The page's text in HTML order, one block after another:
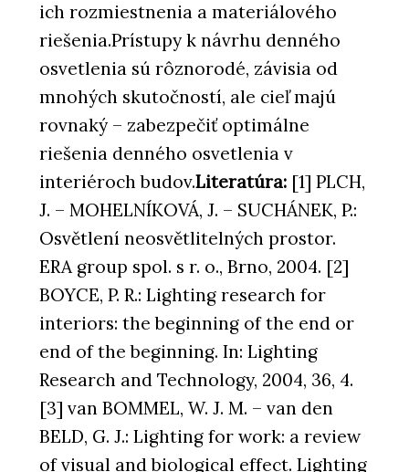
ich rozmiestnenia a materiálového
riešenia.Prístupy k návrhu denného
osvetlenia sú rôznorodé, závisia od
mnohých skutočností, ale cieľ majú
rovnaký – zabezpečiť optimálne
riešenia denného osvetlenia v
interiéroch budov.Literatúra: [1] PLCH,
J. – MOHELNÍKOVÁ, J. – SUCHÁNEK, P.:
Osvětlení neosvětlitelných prostor.
ERA group spol. s r. o., Brno, 2004. [2]
BOYCE, P. R.: Lighting research for
interiors: the beginning of the end or
end of the beginning. In: Lighting
Research and Technology, 2004, 36, 4.
[3] van BOMMEL, W. J. M. – van den
BELD, G. J.: Lighting for work: a review
of visual and biological effect. Lighting